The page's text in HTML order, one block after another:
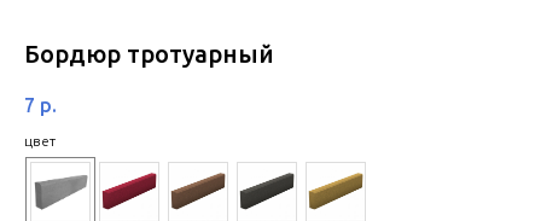
Бордюр тротуарный
7 р.
цвет